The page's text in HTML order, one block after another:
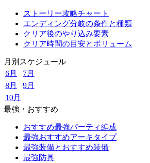
ストーリー攻略チャート
エンディング分岐の条件と種類
クリア後のやり込み要素
クリア時間の目安とボリューム
月別スケジュール
6月
7月
8月
9月
10月
最強・おすすめ
おすすめ最強パーティ編成
最強おすすめアーキタイプ
最強装備とおすすめ装備
最強防具